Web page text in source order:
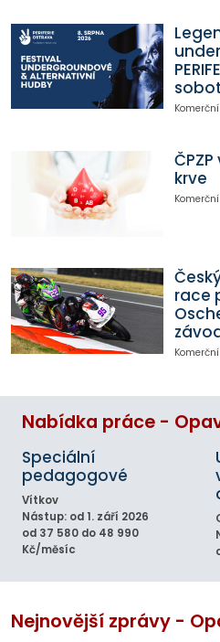
krve
race
Nabídka práce -
Speciální
pedagogové
Vítkov
Nástup: od 1. září 2026
od 37 580 do 48 990
Kč/měsíc
Nejnovější zprávy -